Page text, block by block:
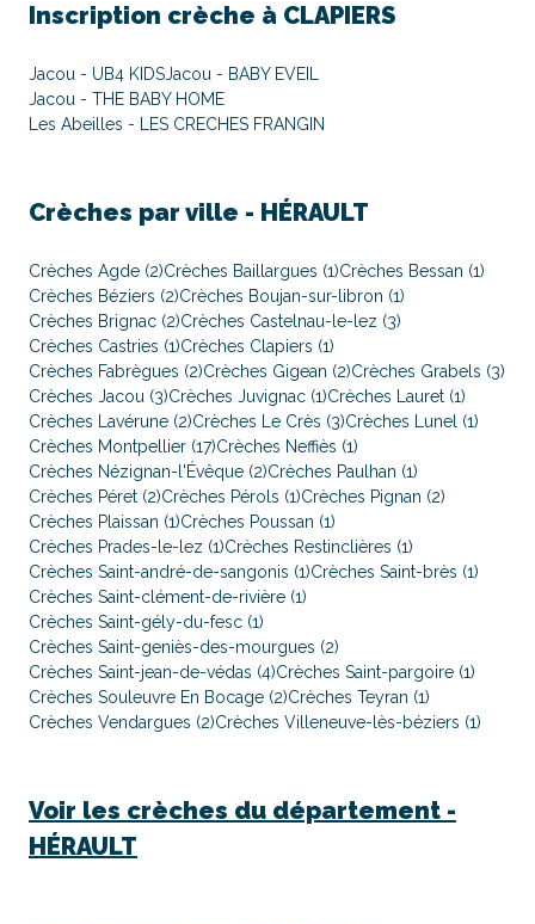
Inscription crèche à CLAPIERS
Jacou - UB4 KIDSJacou - BABY EVEIL
Jacou - THE BABY HOME
Les Abeilles - LES CRECHES FRANGIN
Crèches par ville - HÉRAULT
Crèches Agde (2)Crèches Baillargues (1)Crèches Bessan (1)
Crèches Béziers (2)Crèches Boujan-sur-libron (1)
Crèches Brignac (2)Crèches Castelnau-le-lez (3)
Crèches Castries (1)Crèches Clapiers (1)
Crèches Fabrègues (2)Crèches Gigean (2)Crèches Grabels (3)
Crèches Jacou (3)Crèches Juvignac (1)Crèches Lauret (1)
Crèches Lavérune (2)Crèches Le Crès (3)Crèches Lunel (1)
Crèches Montpellier (17)Crèches Neffiès (1)
Crèches Nézignan-l'Évêque (2)Crèches Paulhan (1)
Crèches Péret (2)Crèches Pérols (1)Crèches Pignan (2)
Crèches Plaissan (1)Crèches Poussan (1)
Crèches Prades-le-lez (1)Crèches Restinclières (1)
Crèches Saint-andré-de-sangonis (1)Crèches Saint-brès (1)
Crèches Saint-clément-de-rivière (1)
Crèches Saint-gély-du-fesc (1)
Crèches Saint-geniès-des-mourgues (2)
Crèches Saint-jean-de-védas (4)Crèches Saint-pargoire (1)
Crèches Souleuvre En Bocage (2)Crèches Teyran (1)
Crèches Vendargues (2)Crèches Villeneuve-lès-béziers (1)
Voir les crèches du département -
HÉRAULT